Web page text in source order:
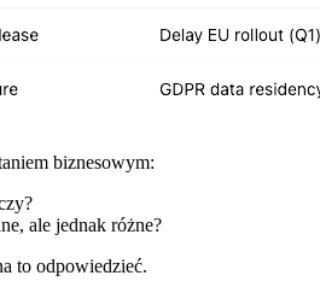
biznesowym:
ale jednak różne?
to odpowiedzieć.